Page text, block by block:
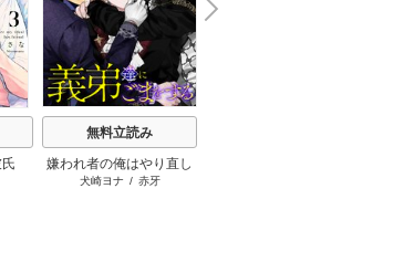
無料立読み
嫌われ者の俺はやり直し
の世界で義弟達にごまを
犬崎ヨナ / 赤牙
N
e
x